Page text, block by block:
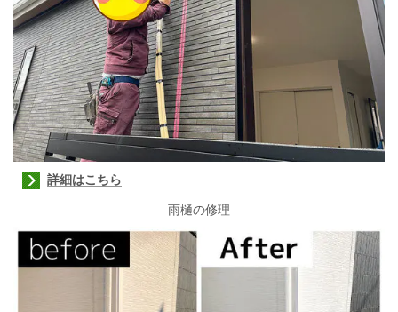
詳細はこちら
雨樋の修理